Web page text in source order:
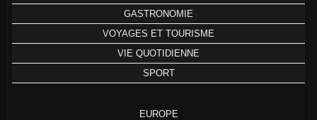
GASTRONOMIE
VOYAGES ET TOURISME
VIE QUOTIDIENNE
SPORT
EUROPE